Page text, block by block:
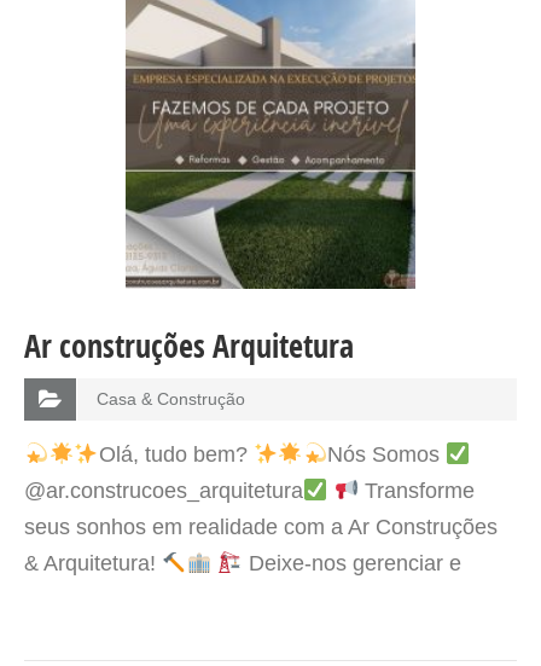
Ar construções Arquitetura
Casa & Construção
Olá, tudo bem?
Nós Somos
@ar.construcoes_arquitetura
Transforme
seus sonhos em realidade com a Ar Construções
& Arquitetura!
Deixe-nos gerenciar e